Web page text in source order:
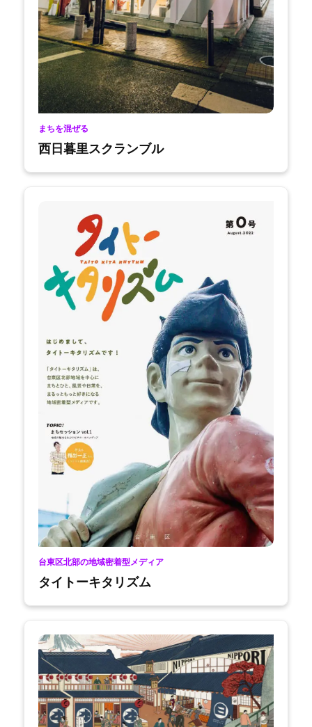
まちを混ぜる
西日暮里スクランブル
台東区北部の地域密着型メディア
タイトーキタリズム